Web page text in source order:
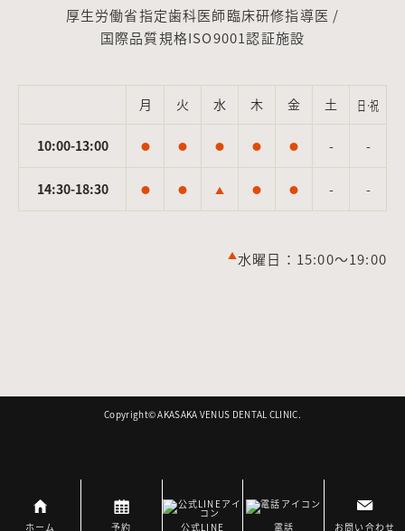
ホーム 予約 公式LINE 電話 お問い合わせ
厚生労働省指定歯科医師臨床研修指導医 /
国際品質規格ISO9001認証施設
月 火 水 木 金 土 日·祝
10:00-13:00 ● ● ● ● ● - -
14:30-18:30 ● ● ▲ ● ● - -
▲水曜日：15:00～19:00
Copyright©︎ AKASAKA VENUS DENTAL CLINIC.